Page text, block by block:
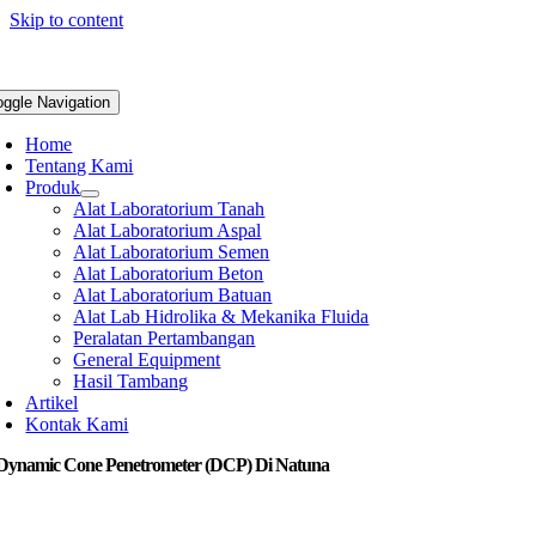
Skip to content
Navigation
Home
Tentang Kami
Produk
Alat Laboratorium Tanah
Alat Laboratorium Aspal
Alat Laboratorium Semen
Alat Laboratorium Beton
Alat Laboratorium Batuan
Alat Lab Hidrolika & Mekanika Fluida
Peralatan Pertambangan
General Equipment
Hasil Tambang
Artikel
Kontak Kami
Cone Penetrometer (DCP) Di Natuna